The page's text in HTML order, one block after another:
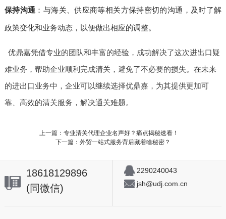
保持沟通 ：与海关、供应商等相关方保持密切的沟通，及时了解
政策变化和业务动态，以便做出相应的调整。
优鼎嘉凭借专业的团队和丰富的经验，成功解决了这次进出口疑
难业务，帮助企业顺利完成清关，避免了不必要的损失。在未来
的进出口业务中，企业可以继续选择优鼎嘉，为其提供更加可
靠、高效的清关服务，解决通关难题。
上一篇：专业清关代理企业名声好？痛点揭秘速看！
下一篇：外贸一站式服务背后藏着啥秘密？
18618129896
(同微信)
2290240043
jsh@udj.com.cn